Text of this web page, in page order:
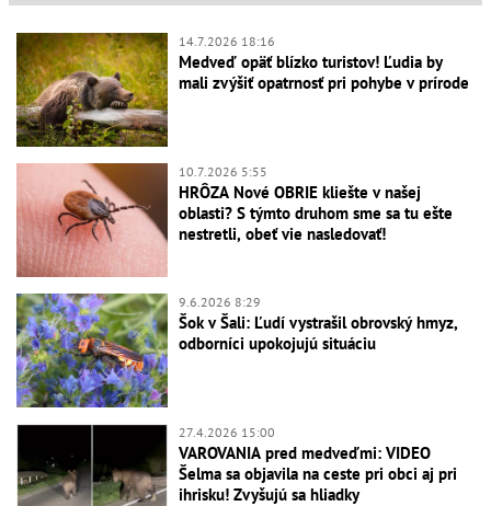
14.7.2026 18:16
Medveď opäť blízko turistov! Ľudia by
mali zvýšiť opatrnosť pri pohybe v prírode
10.7.2026 5:55
HRÔZA Nové OBRIE kliešte v našej
oblasti? S týmto druhom sme sa tu ešte
nestretli, obeť vie nasledovať!
9.6.2026 8:29
Šok v Šali: Ľudí vystrašil obrovský hmyz,
odborníci upokojujú situáciu
27.4.2026 15:00
VAROVANIA pred medveďmi: VIDEO
Šelma sa objavila na ceste pri obci aj pri
ihrisku! Zvyšujú sa hliadky